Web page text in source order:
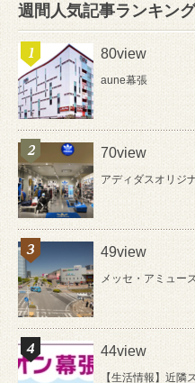
週間人気記事ランキング
80view
aune幕張
70view
アディダスオリジ
49view
メッセ・アミュー
44view
【生活情報】近